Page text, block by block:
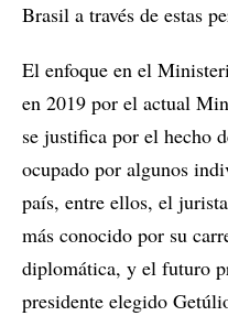
Brasil a través de estas
El enfoque en el
en 2019 por el actual
se justifica por el hecho
ocupado por algunos
país, entre ellos, el
más conocido por su
diplomática, y el futuro
presidente elegido